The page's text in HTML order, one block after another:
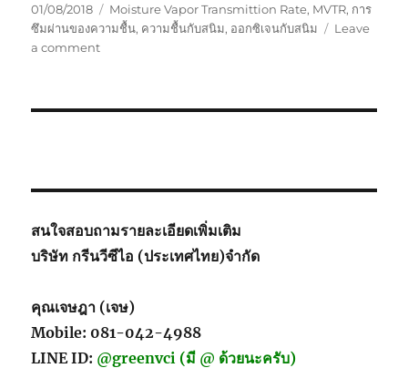
Posted
on
01/08/2018 Tags
Moisture Vapor Transmittion Rate, MVTR, การ
ซึมผ่านของความชื้น, ความชื้นกับสนิม, ออกซิเจนกับสนิม
Leave
a commenton
สนใจสอบถามรายละเอียดเพิ่มเติม
บริษัท กรีนวีซีไอ (ประเทศไทย)จำกัด
คุณเจษฎา (เจษ)
Mobile: 081-042-4988
LINE ID: @greenvci (มี @ ด้วยนะครับ)